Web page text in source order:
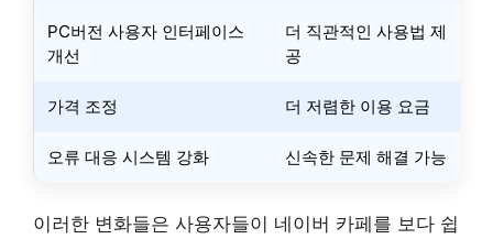
PC버전 사용자 인터페이스
개선
더 직관적인 사용법 제
공
가격 조정 더 저렴한 이용 요금
오류 대응 시스템 강화 신속한 문제 해결 가능
이러한 변화들은 사용자들이 네이버 카페를 보다 쉽